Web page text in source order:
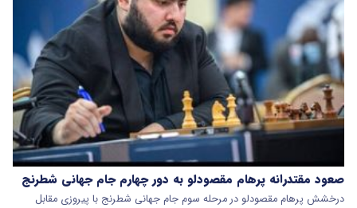
صعود مقتدرانه پرهام مقصودلو به دور چهارم جام جهانی شطرنج
درخشش پرهام مقصودلو در مرحله سوم جام جهانی شطرنج با پیروزی مقابل